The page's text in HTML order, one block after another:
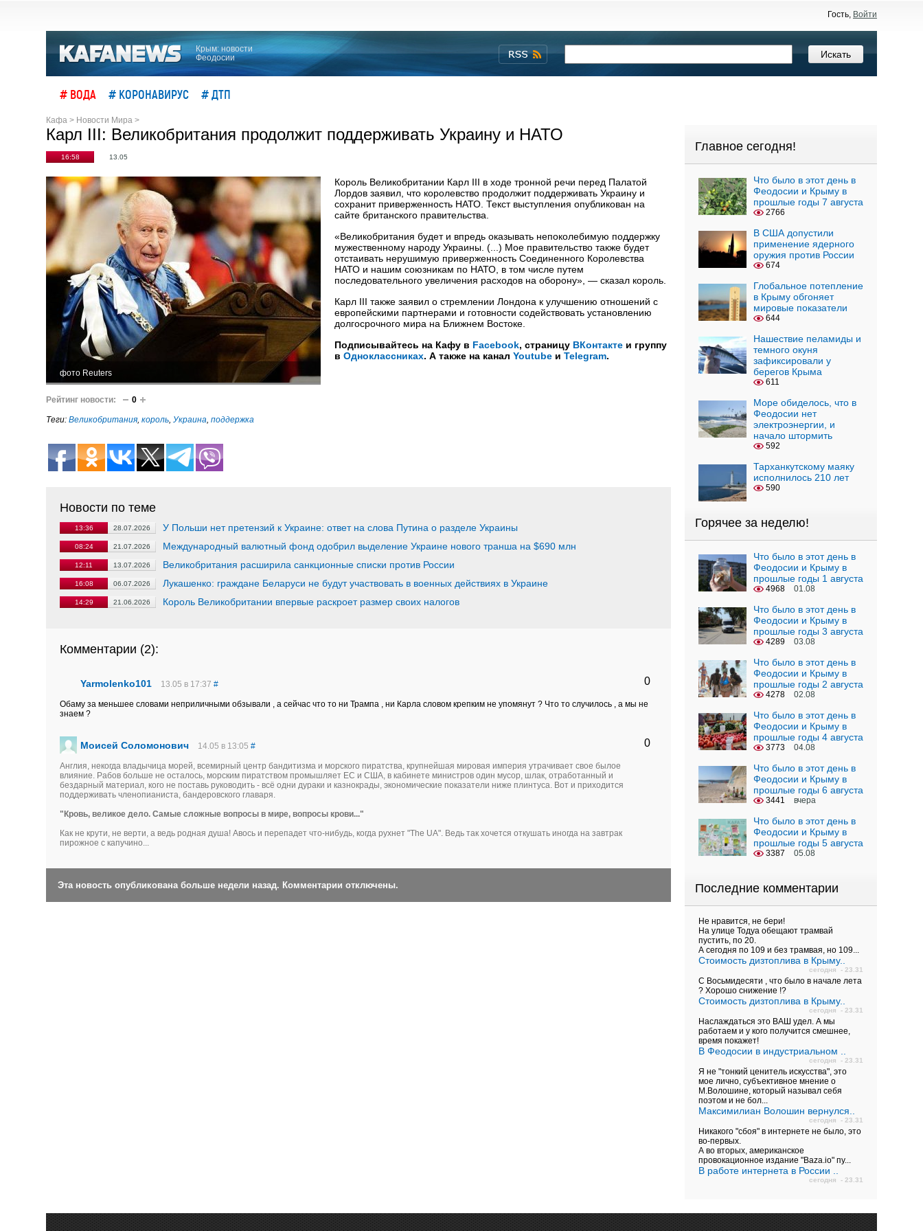
Гость, Войти
Крым: новости
Феодосии
# ВОДА # КОРОНАВИРУС # ДТП
Кафа > Новости Мира >
Карл III: Великобритания продолжит поддерживать Украину и НАТО
16:58 13.05
фото Reuters
Король Великобритании Карл III в ходе тронной речи перед Палатой
Лордов заявил, что королевство продолжит поддерживать Украину и
сохранит приверженность НАТО. Текст выступления опубликован на
сайте британского правительства.
«Великобритания будет и впредь оказывать непоколебимую поддержку
мужественному народу Украины. (...) Мое правительство также будет
отстаивать нерушимую приверженность Соединенного Королевства
НАТО и нашим союзникам по НАТО, в том числе путем
последовательного увеличения расходов на оборону», — сказал король.
Карл III также заявил о стремлении Лондона к улучшению отношений с
европейскими партнерами и готовности содействовать установлению
долгосрочного мира на Ближнем Востоке.
Подписывайтесь на Кафу в Facebook, страницу ВКонтакте и группу
в Одноклассниках. А также на канал Youtube и Telegram.
Рейтинг новости: 0
Теги: Великобритания, король, Украина, поддержка
Новости по теме
13:36 28.07.2026 У Польши нет претензий к Украине: ответ на слова Путина о разделе Украины
08:24 21.07.2026 Международный валютный фонд одобрил выделение Украине нового транша на $690 млн
12:11 13.07.2026 Великобритания расширила санкционные списки против России
16:08 06.07.2026 Лукашенко: граждане Беларуси не будут участвовать в военных действиях в Украине
14:29 21.06.2026 Король Великобритании впервые раскроет размер своих налогов
Комментарии (2):
Yarmolenko101 13.05 в 17:37 # 0
Обаму за меньшее словами неприличными обзывали , а сейчас что то ни Трампа , ни Карла словом крепким не упомянут ? Что то случилось , а мы не
знаем ?
Моисей Соломонович 14.05 в 13:05 # 0
Англия, некогда владычица морей, всемирный центр бандитизма и морского пиратства, крупнейшая мировая империя утрачивает свое былое
влияние. Рабов больше не осталось, морским пиратством промышляет ЕС и США, в кабинете министров один мусор, шлак, отработанный и
бездарный материал, кого не поставь руководить - всё одни дураки и казнокрады, экономические показатели ниже плинтуса. Вот и приходится
поддерживать членопианиста, бандеровского главаря.
"Кровь, великое дело. Самые сложные вопросы в мире, вопросы крови..."
Как не крути, не верти, а ведь родная душа! Авось и перепадет что-нибудь, когда рухнет "The UA". Ведь так хочется откушать иногда на завтрак
пирожное с капучино...
Эта новость опубликована больше недели назад. Комментарии отключены.
Главное сегодня!
Что было в этот день в
Феодосии и Крыму в
прошлые годы 7 августа
2766
В США допустили
применение ядерного
оружия против России
674
Глобальное потепление
в Крыму обгоняет
мировые показатели
644
Нашествие пеламиды и
темного окуня
зафиксировали у
берегов Крыма
611
Море обиделось, что в
Феодосии нет
электроэнергии, и
начало штормить
592
Тарханкутскому маяку
исполнилось 210 лет
590
Горячее за неделю!
Что было в этот день в
Феодосии и Крыму в
прошлые годы 1 августа
4968 01.08
Что было в этот день в
Феодосии и Крыму в
прошлые годы 3 августа
4289 03.08
Что было в этот день в
Феодосии и Крыму в
прошлые годы 2 августа
4278 02.08
Что было в этот день в
Феодосии и Крыму в
прошлые годы 4 августа
3773 04.08
Что было в этот день в
Феодосии и Крыму в
прошлые годы 6 августа
3441 вчера
Что было в этот день в
Феодосии и Крыму в
прошлые годы 5 августа
3387 05.08
Последние комментарии
Не нравится, не бери!
На улице Тодуа обещают трамвай
пустить, по 20.
А сегодня по 109 и без трамвая, но 109...
Стоимость дизтоплива в Крыму..
сегодня - 23.31
С Восьмидесяти , что было в начале лета
? Хорошо снижение !?
Стоимость дизтоплива в Крыму..
сегодня - 23.31
Наслаждаться это ВАШ удел. А мы
работаем и у кого получится смешнее,
время покажет!
В Феодосии в индустриальном ..
сегодня - 23.31
Я не "тонкий ценитель искусства", это
мое лично, субъективное мнение о
М.Волошине, который называл себя
поэтом и не бол...
Максимилиан Волошин вернулся..
сегодня - 23.31
Никакого "сбоя" в интернете не было, это
во-первых.
А во вторых, американское
провокационное издание "Baza.io" пу...
В работе интернета в России ..
сегодня - 23.31